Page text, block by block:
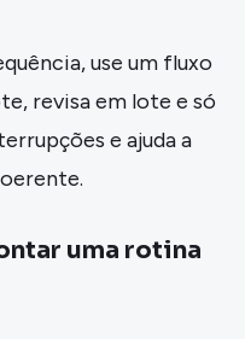
use um fluxo
revisa em lote e só
e ajuda a
uma rotina